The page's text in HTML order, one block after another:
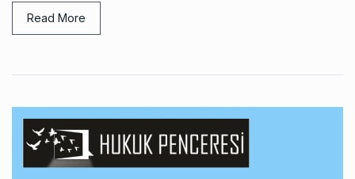
Read More